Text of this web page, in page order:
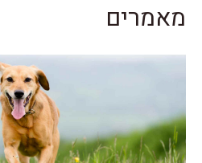
מאמרים